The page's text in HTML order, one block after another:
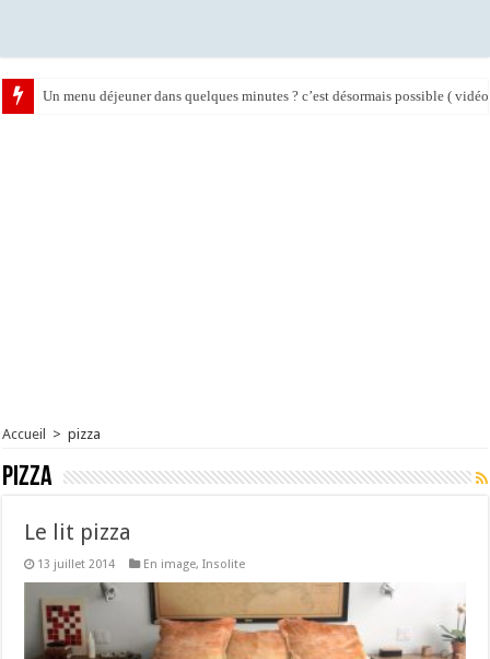
Un menu déjeuner dans quelques minutes ? c’est désormais possible (
Accueil > pizza
pizza
Le lit pizza
13 juillet 2014 En image,Insolite